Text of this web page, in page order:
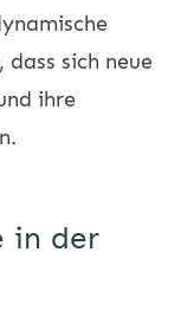
sich neue
ihre
in der